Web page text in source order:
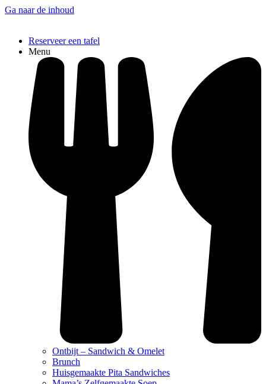
Ga naar de inhoud
Reserveer een tafel
Menu
Ontbijt – Sandwich & Omelet
Brunch
Huisgemaakte Pita Sandwiches